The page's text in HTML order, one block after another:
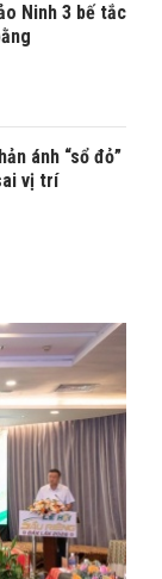
Ninh 3 bế tắc
ánh “sổ đỏ”
vị trí